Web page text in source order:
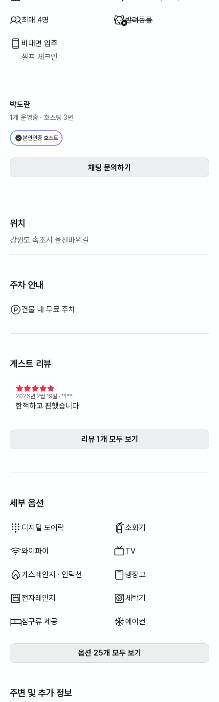
최대 4명 이용 불가
반려동물
비대면 입주
셀프 체크인
박도란
1개 운영중 · 호스팅 3년
본인인증 호스트
채팅 문의하기
위치
강원도 속초시 울산바위길
주차 안내
건물 내 무료 주차
게스트 리뷰
2026년 2월 19일 · 박**
한적하고 편했습니다
리뷰 1개 모두 보기
세부 옵션
디지털 도어락 소화기
와이파이 TV
가스레인지 · 인덕션 냉장고
전자레인지 세탁기
침구류 제공 에어컨
보일러 (도시가스)
옷장
소파
이용 불가:
열쇠 잠금 장치
이용 불가:
외부 CCTV
이용 불가:
경비실 · 경비원
이용 불가:
건조기
이용 불가:
공용 가스레인지 · 인덕션
이용 불가:
공용 냉장고
이용 불가:
공용 전자레인지
이용 불가:
공용 세탁기
이용 불가:
공용 건조기
이용 불가:
추가 침구류 가능
이용 불가:
식탁 및 의자
이용 불가:
사무용 책상
비데
드라이기
암막 커튼
청소기
전기 주전자
전기 밥솥
조리 도구 (도마, 칼, 가위 등)
냄비 · 후라이팬
기본 식기 (그릇, 컵 등)
엘리베이터
좌식 식탁
빨래 건조대
이용 불가: 욕조
이용 불가: 필터 샤워기
이용 불가: 바디워시
이용 불가: 샴푸 · 린스
이용 불가: 비누
이용 불가: 화장지
이용 불가: 칫솔
이용 불가: 치약
이용 불가: 수건
이용 불가: 토퍼 · 접이식 매트리스
이용 불가: 블라인드
이용 불가: 빗자루
이용 불가: 세탁 세제
이용 불가: 섬유 유연제
이용 불가: 식기 세정제
이용 불가: 음식물 쓰레기 봉투
이용 불가: 쓰레기 봉투
이용 불가: 행주
이용 불가: 수세미
이용 불가: 야외 바베큐 시설
이용 불가: 무료 피트니스
이용 불가: 수영장
이용 불가: 무료 공용 사우나
이용 불가: 스파 · 월풀
이용 불가: 자쿠지 · 히노끼탕
이용 불가: 테라스
이용 불가: 행거
이용 불가: 소파베드
이용 불가: 선풍기
이용 불가: 전기보일러
이용 불가: 기름(등유) 난방
이용 불가: LPG 가스
이용 불가: 신재생 에너지
이용 불가: 빔프로젝터
이용 불가: 유선 인터넷
이용 불가: 다리미
이용 불가: 세탁건조기 일체형
옵션 25개 모두 보기
주변 및 추가 정보